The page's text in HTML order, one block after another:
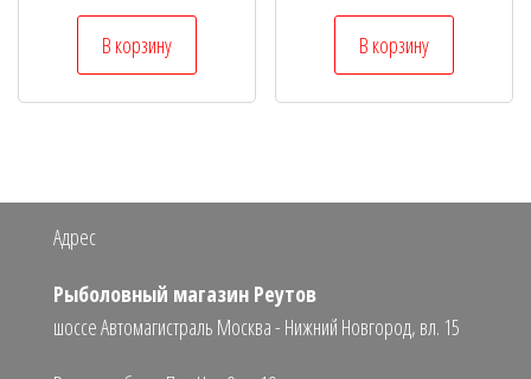
В корзину В корзину
Адрес
Рыболовный магазин Реутов
шоссе Автомагистраль Москва - Нижний Новгород, вл. 15